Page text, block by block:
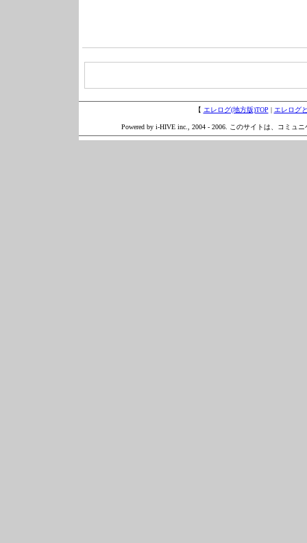
【 エレログ(地方版)TOP | エレログ
Powered by i-HIVE inc., 2004 - 2006. このサイトは、コミュ